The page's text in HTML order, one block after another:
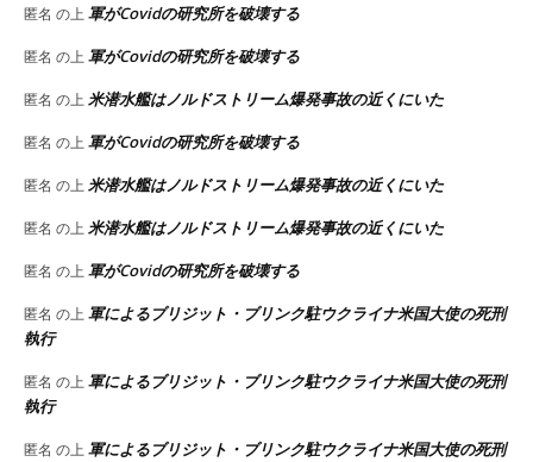
匿名 の上 軍がCovidの研究所を破壊する
匿名 の上 軍がCovidの研究所を破壊する
匿名 の上 米潜水艦はノルドストリーム爆発事故の近くにいた
匿名 の上 軍がCovidの研究所を破壊する
匿名 の上 米潜水艦はノルドストリーム爆発事故の近くにいた
匿名 の上 米潜水艦はノルドストリーム爆発事故の近くにいた
匿名 の上 軍がCovidの研究所を破壊する
匿名 の上 軍によるブリジット・ブリンク駐ウクライナ米国大使の死刑
執行
匿名 の上 軍によるブリジット・ブリンク駐ウクライナ米国大使の死刑
執行
匿名 の上 軍によるブリジット・ブリンク駐ウクライナ米国大使の死刑